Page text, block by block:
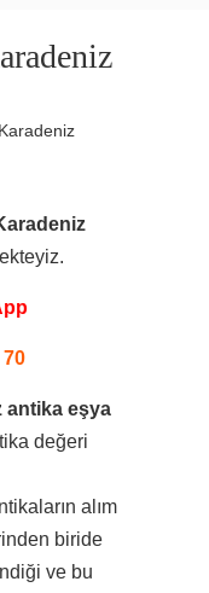
70
antika eşya
değeri
alım
biride
ve bu